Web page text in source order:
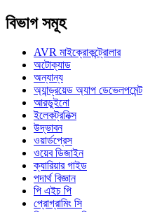
বিভাগ সমূহ
AVR মাইক্রোকন্ট্রোলার
অটোক্যাড
অন্যান্য
অ্যান্ড্রয়েড অ্যাপ ডেভেলপমেন্ট
আরডুইনো
ইলেকট্রনিক্স
উদ্ভাবন
ওয়ার্ডপ্রেস
ওয়েব ডিজাইন
ক্যারিয়ার গাইড
পদার্থ বিজ্ঞান
পি এইচ পি
প্রোগ্রামিং সি